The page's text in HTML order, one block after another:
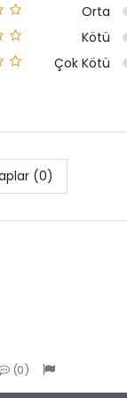
Orta
Kötü
Çok Kötü
(0)
0